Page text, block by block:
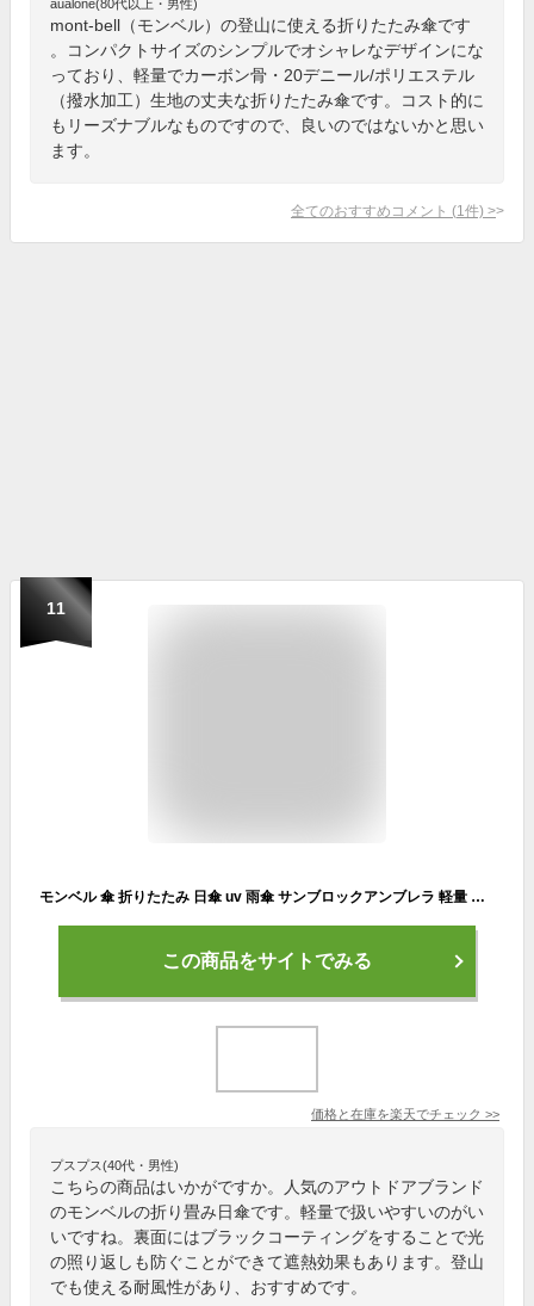
aualone(80代以上・男性)
mont-bell（モンベル）の登山に使える折りたたみ傘です
。コンパクトサイズのシンプルでオシャレなデザインにな
っており、軽量でカーボン骨・20デニール/ポリエステル
（撥水加工）生地の丈夫な折りたたみ傘です。コスト的に
もリーズナブルなものですので、良いのではないかと思い
ます。
全てのおすすめコメント (1 件) >
11
モンベル 傘 折りたたみ 日傘 uv 雨傘 サンブロックアンブレラ 軽量 折りたたみ傘 晴雨 兼用 晴雨兼用 mont-bell 日傘 コンパクト 超軽量 撥水 大きめ 小さめ ロングテイル 登山 旅行 小型 シンプル 雨天 梅雨 8本 送料無料 アウトドア もんべる uvcare
この商品をサイトでみる
価格と在庫を楽天でチェック >>
プスプス(40代・男性)
こちらの商品はいかがですか。人気のアウトドアブランド
のモンベルの折り畳み日傘です。軽量で扱いやすいのがい
いですね。裏面にはブラックコーティングをすることで光
の照り返しも防ぐことができて遮熱効果もあります。登山
でも使える耐風性があり、おすすめです。